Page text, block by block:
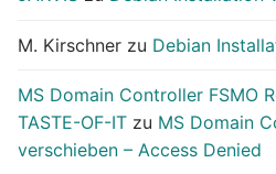
M. Kirschner zu Debian
MS Domain Controller FSMO
TASTE-OF-IT zu MS Domain
verschieben – Access Denied